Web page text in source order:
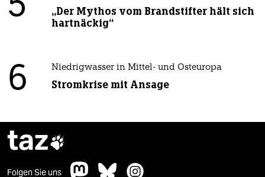
„Der Mythos vom Brandstifter hält sich
hartnäckig“
6 Niedrigwasser in Mittel- und Osteuropa
Stromkrise mit Ansage
taz
Folgen Sie uns